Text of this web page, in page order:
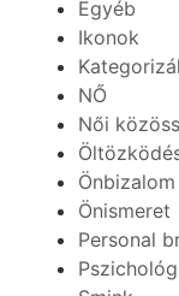
Egyéb
Ikonok
NŐ
Női
Önbizalom
Önismeret
Personal